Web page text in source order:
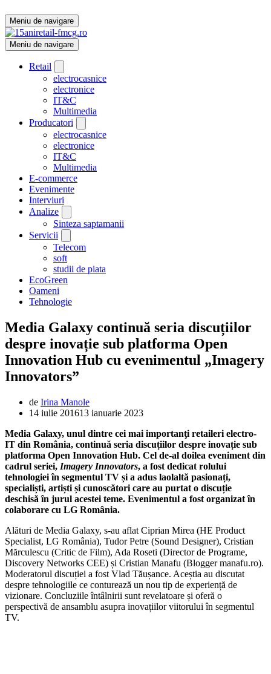
Meniu de navigare
Meniu de navigare
Retail
electrocasnice
electronice
IT&C
Multimedia
Producatori
electrocasnice
electronice
IT&C
Multimedia
E-commerce
Evenimente
Interviuri
Analize
Sinteza saptamanii
Servicii
Telecom
soft
studii de piata
EcoGreen
Oameni
Tehnologie
Media Galaxy continuă seria discuțiilor
despre inovație sub platforma Open
Innovation Hub cu evenimentul „Imagery
Innovators”
de Irina Manole
14 iulie 201613 ianuarie 2023
Media Galaxy, unul dintre cei mai importanţi retaileri electro-
IT din România, continuă seria discuțiilor despre inovație sub
platforma Open Innovation Hub. Cel de-al doilea eveniment din
cadrul seriei, Imagery Innovators, a fost dedicat rolului
tehnologiei în segmentul TV și a adus laolaltă pasionați,
specialiști, artiști și cunoscători care au purtat o discuție
deschisă în jurul acestei teme. Evenimentul a fost organizat în
colaborare cu LG România.
Alături de Media Galaxy, s-au aflat Ciprian Mirea (HE Product
Specialist, LG România), Tudor Petre (Sound Designer), Cristian
Mărculescu (Critic de Film), Ada Roseti (Director de Programe,
Discovery Networks CEE) și Cristian Manafu (Blogger manafu.ro).
Moderatorul discuției a fost Vlad Tăușance. Aceștia au discutat
despre tehnologiile ce conturează un nou tip de experiență de
vizionare. Concluziile întâlnirii sunt revelatoare și oferă o
perspectivă de ansamblu asupra inovațiilor viitorului în segmentul
TV.